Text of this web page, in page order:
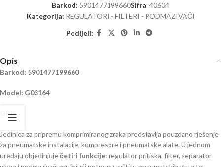
Barkod: 5901477199660Šifra: 40604
Kategorija: REGULATORI - FILTERI - PODMAZIVAČI
Podijeli:
Opis
Barkod: 5901477199660
Model: G03164
OPIS
Jedinica za pripremu komprimiranog zraka predstavlja pouzdano rješenje
za pneumatske instalacije, kompresore i pneumatske alate. U jednom
uređaju objedinjuječetiri funkcije: regulator pritiska, filter, separator